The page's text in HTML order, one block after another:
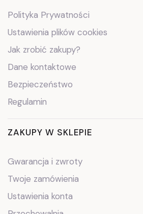
Polityka Prywatności
Ustawienia plików cookies
Jak zrobić zakupy?
Dane kontaktowe
Bezpieczeństwo
Regulamin
ZAKUPY W SKLEPIE
Gwarancja i zwroty
Twoje zamówienia
Ustawienia konta